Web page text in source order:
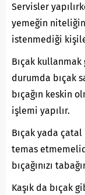
Servisler
yemeğin
istenmediği
Bıçak
durumda bıçak
bıçağın keskin
işlemi yapılır.
Bıçak yada
temas
bıçağınızı
Kaşık da bıçak